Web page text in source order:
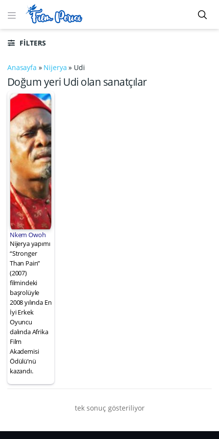
FILTERS
Anasayfa » Nijerya » Udi
Doğum yeri Udi olan sanatçılar
Nkem Owoh
Nijerya yapımı
“Stronger
Than Pain”
(2007)
filmindeki
başrolüyle
2008 yılında En
İyi Erkek
Oyuncu
dalında Afrika
Film
Akademisi
Ödülü’nü
kazandı.
tek sonuç gösteriliyor